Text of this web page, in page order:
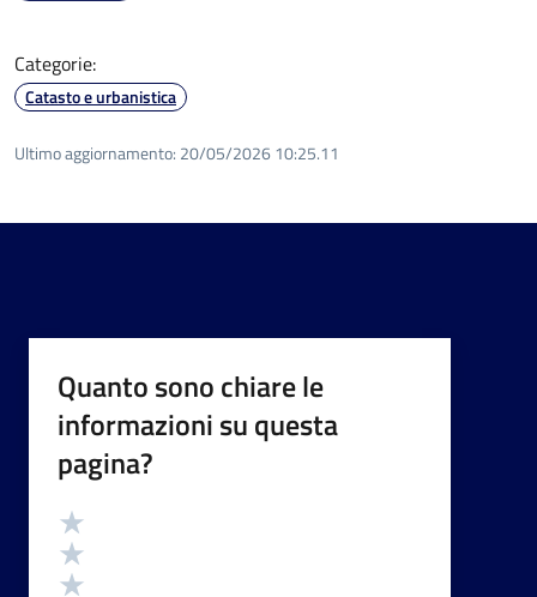
Categorie:
Catasto e urbanistica
Ultimo aggiornamento: 20/05/2026 10:25.11
Quanto sono chiare le
informazioni su questa
pagina?
Valutazione